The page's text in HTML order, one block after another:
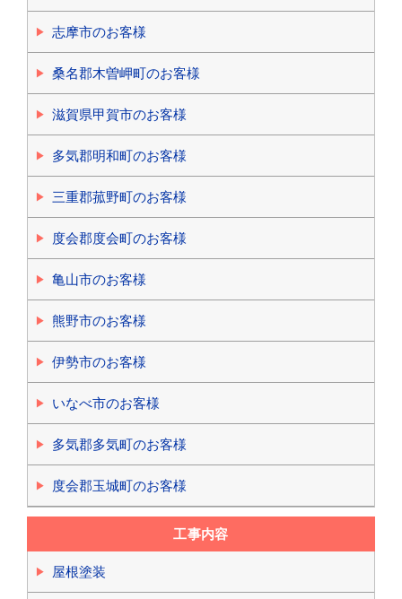
志摩市のお客様
桑名郡木曽岬町のお客様
滋賀県甲賀市のお客様
多気郡明和町のお客様
三重郡菰野町のお客様
度会郡度会町のお客様
亀山市のお客様
熊野市のお客様
伊勢市のお客様
いなべ市のお客様
多気郡多気町のお客様
度会郡玉城町のお客様
工事内容
屋根塗装